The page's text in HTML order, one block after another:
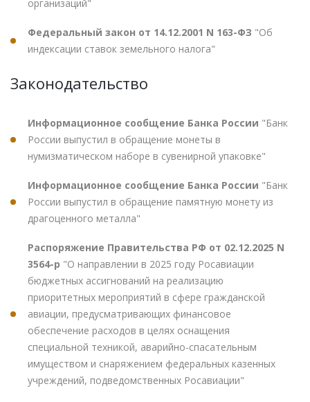
организаций"
Федеральный закон от 14.12.2001 N 163-ФЗ "Об
индексации ставок земельного налога"
Законодательство
Информационное сообщение Банка России "Банк
России выпустил в обращение монеты в
нумизматическом наборе в сувенирной упаковке"
Информационное сообщение Банка России "Банк
России выпустил в обращение памятную монету из
драгоценного металла"
Распоряжение Правительства РФ от 02.12.2025 N
3564-р "О направлении в 2025 году Росавиации
бюджетных ассигнований на реализацию
приоритетных мероприятий в сфере гражданской
авиации, предусматривающих финансовое
обеспечение расходов в целях оснащения
специальной техникой, аварийно-спасательным
имуществом и снаряжением федеральных казенных
учреждений, подведомственных Росавиации"